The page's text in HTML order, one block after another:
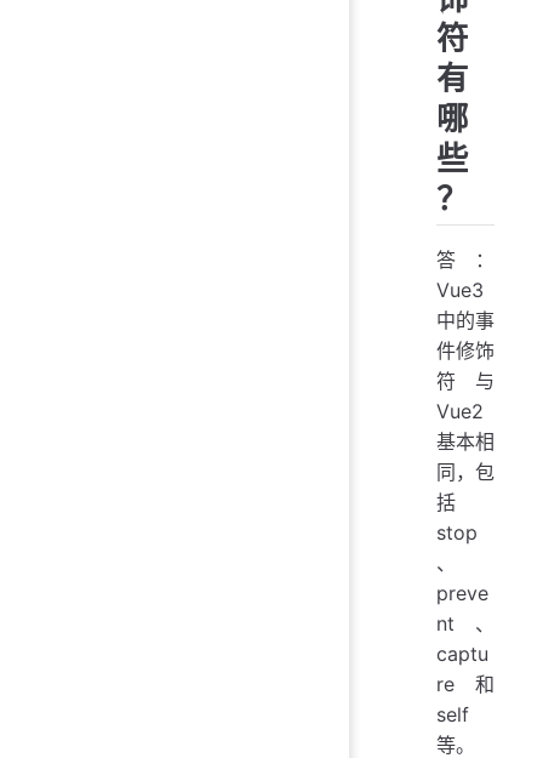
符
有
哪
些
？
答：
Vue3
中的事
件修饰
符与
Vue2
基本相
同，包
括
stop
、
preve
nt、
captu
re和
self
等。